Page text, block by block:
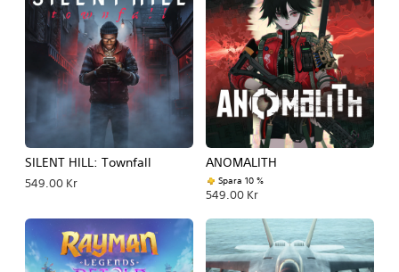
SILENT HILL: Townfall
549.00 Kr
ANOMALITH
Spara 10 %
549.00 Kr